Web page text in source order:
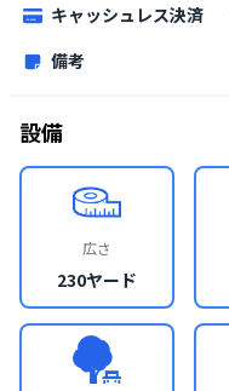
キャッシュレス決済
備考
設備
広さ
230ヤード